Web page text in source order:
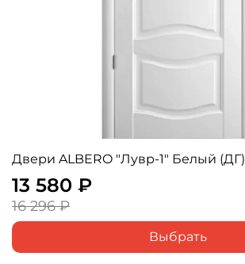
Двери ALBERO "Лувр-1" Белый (ДГ)
13 580 ₽
16 296 ₽
Выбрать